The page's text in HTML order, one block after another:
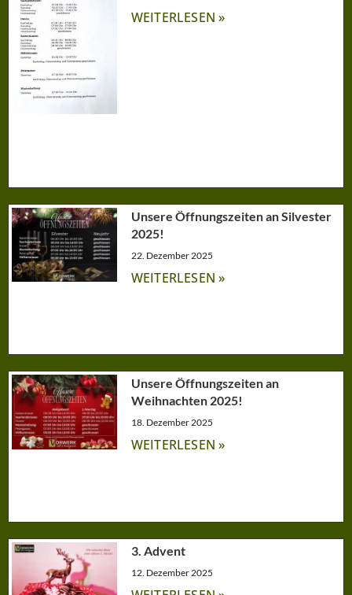
WEITERLESEN »
Unsere Öffnungszeiten an Silvester
2025!
22. Dezember 2025
WEITERLESEN »
Unsere Öffnungszeiten an
Weihnachten 2025!
18. Dezember 2025
WEITERLESEN »
3. Advent
12. Dezember 2025